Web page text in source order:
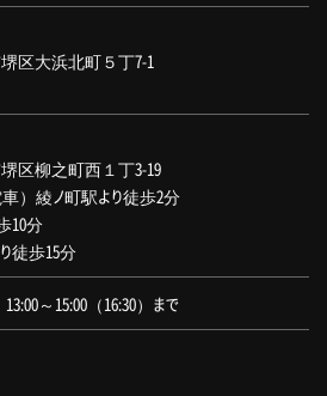
区大浜北町５丁7-1
区柳之町西１丁3-19
）綾ノ町駅より徒歩2分
10分
徒歩15分
～15:00（16:30）まで